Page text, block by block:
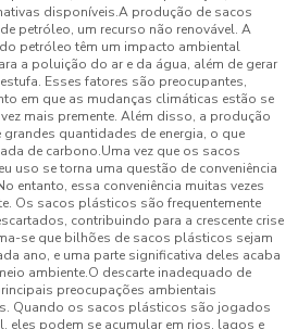
disponíveis.A produção de sacos
petróleo, um recurso não renovável. A
petróleo têm um impacto ambiental
a poluição do ar e da água, além de gerar
Esses fatores são preocupantes,
em que as mudanças climáticas estão se
mais premente. Além disso, a produção
quantidades de energia, o que
de carbono.Uma vez que os sacos
uso se torna uma questão de conveniência
entanto, essa conveniência muitas vezes
Os sacos plásticos são frequentemente
contribuindo para a crescente crise
se que bilhões de sacos plásticos sejam
ano, e uma parte significativa deles acaba
ambiente.O descarte inadequado de
preocupações ambientais
Quando os sacos plásticos são jogados
eles podem se acumular em rios, lagos e